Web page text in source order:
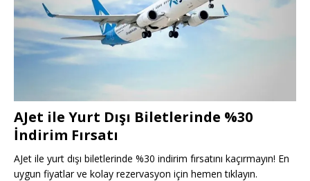
AJet ile Yurt Dışı Biletlerinde %30
İndirim Fırsatı
AJet ile yurt dışı biletlerinde %30 indirim fırsatını kaçırmayın! En
uygun fiyatlar ve kolay rezervasyon için hemen tıklayın.